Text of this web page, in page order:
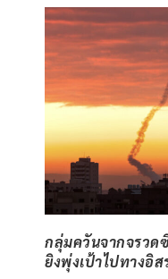
กลุ่มควันจากจรวด
ยิงพุ่งเป้าไปทางอิส